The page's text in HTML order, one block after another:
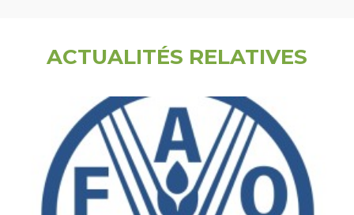
ACTUALITÉS RELATIVES